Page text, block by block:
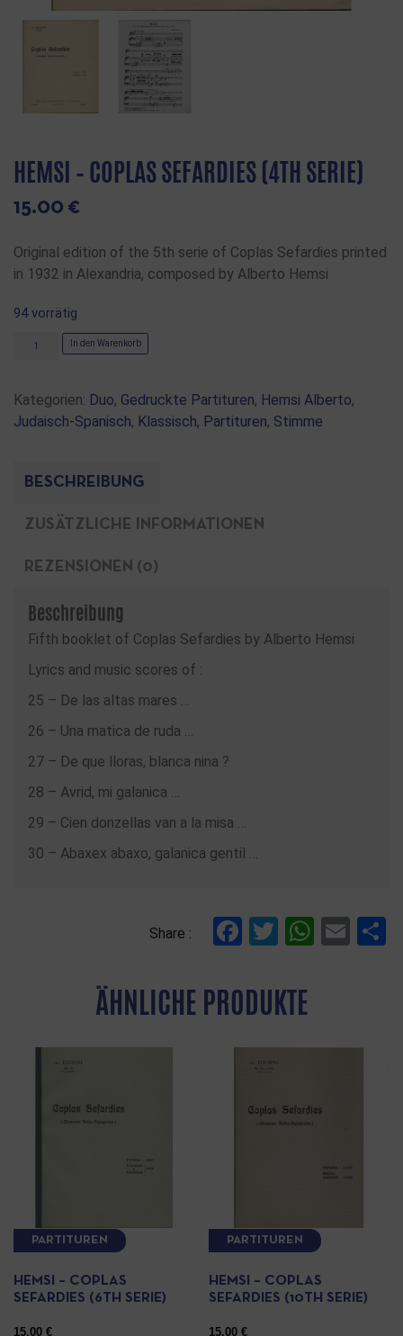
HEMSI – COPLAS SEFARDIES (4TH SERIE)
15.00 €
Original edition of the 5th serie of Coplas Sefardies printed
in 1932 in Alexandria, composed by Alberto Hemsi
94 vorrätig
In den Warenkorb
Kategorien: Duo, Gedruckte Partituren, Hemsi Alberto,
Judaisch-Spanisch, Klassisch, Partituren, Stimme
BESCHREIBUNG
ZUSÄTZLICHE INFORMATIONEN
REZENSIONEN (0)
Beschreibung
Fifth booklet of Coplas Sefardies by Alberto Hemsi
Lyrics and music scores of :
25 – De las altas mares …
26 – Una matica de ruda …
27 – De que lloras, blanca nina ?
28 – Avrid, mi galanica …
29 – Cien donzellas van a la misa …
30 – Abaxex abaxo, galanica gentil …
Share : Facebook
Twitter
ÄHNLICHE PRODUKTE
PARTITUREN
HEMSI – COPLAS
SEFARDIES (6TH SERIE)
15.00 €
PARTITUREN
HEMSI – COPLAS
SEFARDIES (10TH SERIE)
15.00€